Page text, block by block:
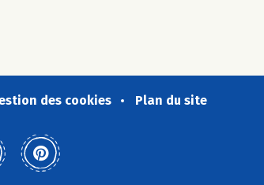
des cookies Plan du site